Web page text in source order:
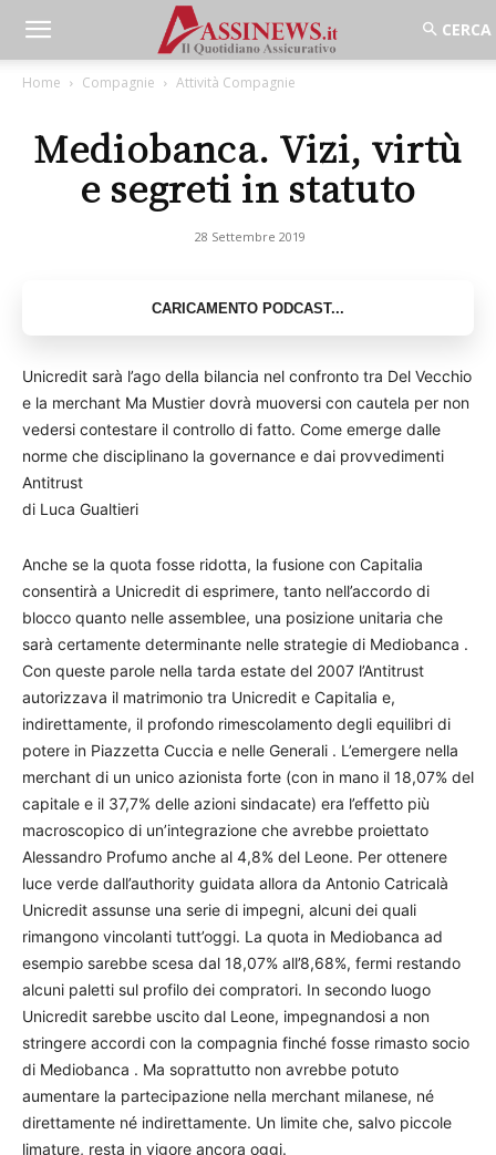
Home Compagnie Attività Compagnie
Mediobanca. Vizi, virtù
e segreti in statuto
28 Settembre 2019
Unicredit sarà l’ago della bilancia nel confronto tra Del Vecchio
e la merchant Ma Mustier dovrà muoversi con cautela per non
vedersi contestare il controllo di fatto. Come emerge dalle
norme che disciplinano la governance e dai provvedimenti
Antitrust
di Luca Gualtieri
Anche se la quota fosse ridotta, la fusione con Capitalia
consentirà a Unicredit di esprimere, tanto nell’accordo di
blocco quanto nelle assemblee, una posizione unitaria che
sarà certamente determinante nelle strategie di Mediobanca .
Con queste parole nella tarda estate del 2007 l’Antitrust
autorizzava il matrimonio tra Unicredit e Capitalia e,
indirettamente, il profondo rimescolamento degli equilibri di
potere in Piazzetta Cuccia e nelle Generali . L’emergere nella
merchant di un unico azionista forte (con in mano il 18,07% del
capitale e il 37,7% delle azioni sindacate) era l’effetto più
macroscopico di un’integrazione che avrebbe proiettato
Alessandro Profumo anche al 4,8% del Leone. Per ottenere
luce verde dall’authority guidata allora da Antonio Catricalà
Unicredit assunse una serie di impegni, alcuni dei quali
rimangono vincolanti tutt’oggi. La quota in Mediobanca ad
esempio sarebbe scesa dal 18,07% all’8,68%, fermi restando
alcuni paletti sul profilo dei compratori. In secondo luogo
Unicredit sarebbe uscito dal Leone, impegnandosi a non
stringere accordi con la compagnia finché fosse rimasto socio
di Mediobanca . Ma soprattutto non avrebbe potuto
aumentare la partecipazione nella merchant milanese, né
direttamente né indirettamente. Un limite che, salvo piccole
limature, resta in vigore ancora oggi.